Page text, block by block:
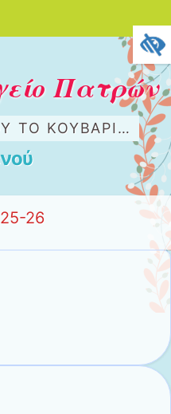
Πατρών
ΤΟ ΚΟΥΒΆΡΙ…
26